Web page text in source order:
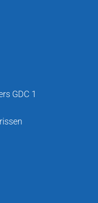
GDC 1